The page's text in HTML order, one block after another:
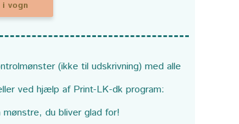
vogn
(ikke til udskrivning) med alle
ved hjælp af Print-LK-dk program:
du bliver glad for!